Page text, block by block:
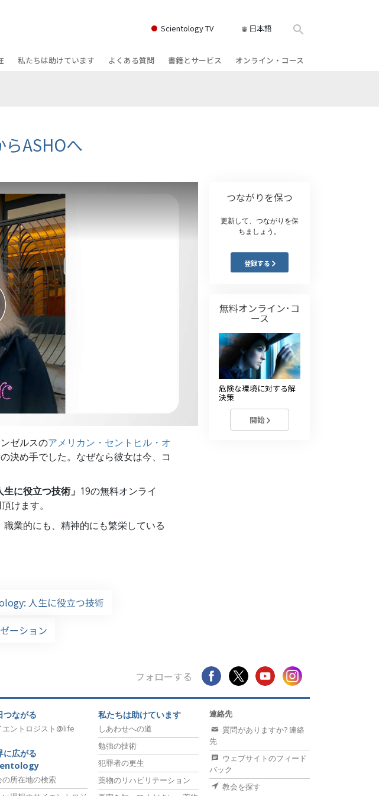
Scientology TV 日本語
氏—
者
私たちは助けています
クリミノン
真実を知ってください：薬物
ユナイテッド･フォー･ヒューマンライ
ツ
市民の人権擁護の会
サイエントロジー･ボランティア･ミニ
スター
よくある質問 書籍とサービス
初級のサービス
オンライン・コース
病気やけがのためのアシスト
感情のトーン・スケール
エシックスとコンディション
広報活動の基礎
ASHOへ
ゼルスのアメリカン・セントヒル・オ
決め手でした。なぜなら彼女は今、コ
に役立つ技術」 19の無料オンライ
けます。
職業的にも、精神的にも繁栄している
人生に役立つ技術
ーション
つながりを保つ
更新して、つながりを保
ちましょう。
登録する
無料オンライン･コ
ース
危険な環境に対する解
決策
開始
フォローする
つながる
エントロジスト@life
に広がる
の所在地の検索
私たちは助けています
しあわせへの道
勉強の技術
犯罪者の更生
薬物のリハビリテーション
連絡先
質問がありますか? 連絡
先
ウェブサイトのフィード
バック
教会を探す